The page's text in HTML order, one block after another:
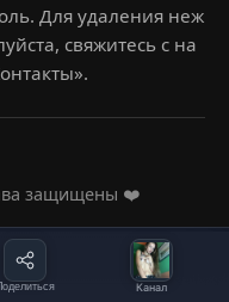
Канал
Для удаления неж
свяжитесь с на
защищены ❤️